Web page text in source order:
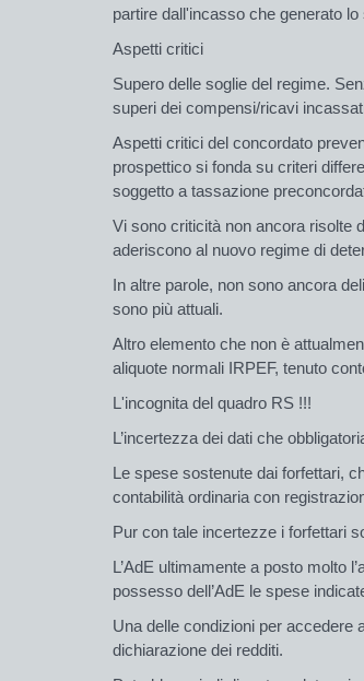
partire dall'incasso che generato
Aspetti critici
Supero delle soglie del regime.
superi dei compensi/ricavi
Aspetti critici del concordato
prospettico si fonda su criteri
soggetto a tassazione
Vi sono criticità non ancora risolte
aderiscono al nuovo regime di
In altre parole, non sono ancora
sono più attuali.
Altro elemento che non è
aliquote normali IRPEF, tenuto
L'incognita del quadro RS !!!
L’incertezza dei dati che
Le spese sostenute dai forfettari,
contabilità ordinaria con
Pur con tale incertezze i forfettari
L’AdE ultimamente a posto molto
possesso dell’AdE le spese
Una delle condizioni per accedere
dichiarazione dei redditi.